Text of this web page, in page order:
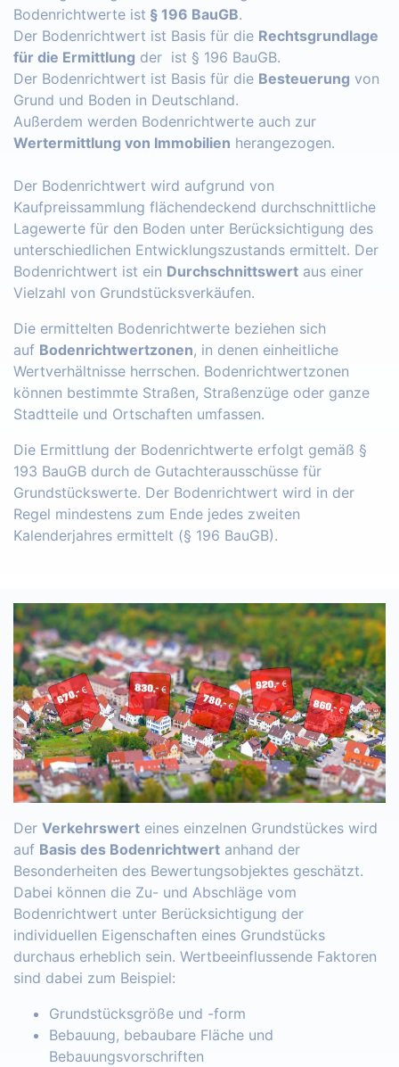
Bodenrichtwerte ist § 196 BauGB.
Der Bodenrichtwert ist Basis für die Rechtsgrundlage
für die Ermittlung der ist § 196 BauGB.
Der Bodenrichtwert ist Basis für die Besteuerung von
Grund und Boden in Deutschland.
Außerdem werden Bodenrichtwerte auch zur
Wertermittlung von Immobilien herangezogen.
Der Bodenrichtwert wird aufgrund von
Kaufpreissammlung flächendeckend durchschnittliche
Lagewerte für den Boden unter Berücksichtigung des
unterschiedlichen Entwicklungszustands ermittelt. Der
Bodenrichtwert ist ein Durchschnittswert aus einer
Vielzahl von Grundstücksverkäufen.
Die ermittelten Bodenrichtwerte beziehen sich
auf Bodenrichtwertzonen, in denen einheitliche
Wertverhältnisse herrschen. Bodenrichtwertzonen
können bestimmte Straßen, Straßenzüge oder ganze
Stadtteile und Ortschaften umfassen.
Die Ermittlung der Bodenrichtwerte erfolgt gemäß §
193 BauGB durch de Gutachterausschüsse für
Grundstückswerte. Der Bodenrichtwert wird in der
Regel mindestens zum Ende jedes zweiten
Kalenderjahres ermittelt (§ 196 BauGB).
Der Verkehrswert eines einzelnen Grundstückes wird
auf Basis des Bodenrichtwert anhand der
Besonderheiten des Bewertungsobjektes geschätzt.
Dabei können die Zu- und Abschläge vom
Bodenrichtwert unter Berücksichtigung der
individuellen Eigenschaften eines Grundstücks
durchaus erheblich sein. Wertbeeinflussende Faktoren
sind dabei zum Beispiel:
Grundstücksgröße und -form
Bebauung, bebaubare Fläche und
Bebauungsvorschriften